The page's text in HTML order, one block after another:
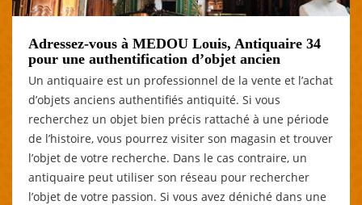
Adressez-vous à MEDOU Louis, Antiquaire 34
pour une authentification d’objet ancien
Un antiquaire est un professionnel de la vente et l’achat
d’objets anciens authentifiés antiquité. Si vous
recherchez un objet bien précis rattaché à une période
de l’histoire, vous pourrez visiter son magasin et trouver
l’objet de votre recherche. Dans le cas contraire, un
antiquaire peut utiliser son réseau pour rechercher
l’objet de votre passion. Si vous avez déniché dans une